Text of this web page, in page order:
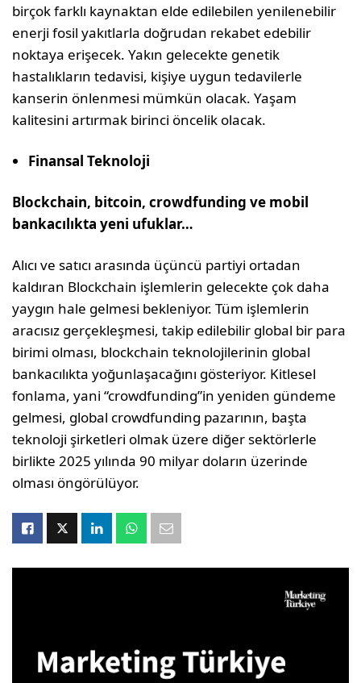
birçok farklı kaynaktan elde edilebilen yenilenebilir
enerji fosil yakıtlarla doğrudan rekabet edebilir
noktaya erişecek. Yakın gelecekte genetik
hastalıkların tedavisi, kişiye uygun tedavilerle
kanserin önlenmesi mümkün olacak. Yaşam
kalitesini artırmak birinci öncelik olacak.
Finansal Teknoloji
Blockchain, bitcoin, crowdfunding ve mobil
bankacılıkta yeni ufuklar…
Alıcı ve satıcı arasında üçüncü partiyi ortadan
kaldıran Blockchain işlemlerin gelecekte çok daha
yaygın hale gelmesi bekleniyor. Tüm işlemlerin
aracısız gerçekleşmesi, takip edilebilir global bir para
birimi olması, blockchain teknolojilerinin global
bankacılıkta yoğunlaşacağını gösteriyor. Kitlesel
fonlama, yani “crowdfunding”in yeniden gündeme
gelmesi, global crowdfunding pazarının, başta
teknoloji şirketleri olmak üzere diğer sektörlerle
birlikte 2025 yılında 90 milyar doların üzerinde
olması öngörülüyor.